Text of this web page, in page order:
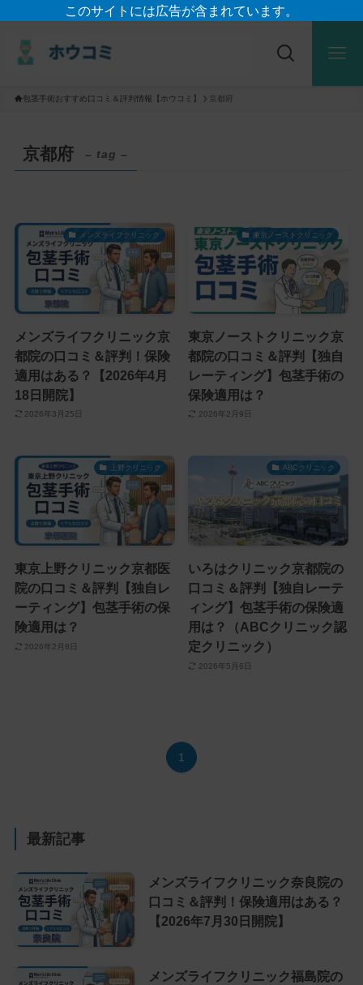
このサイトには広告が含まれています。
包茎手術おすすめ口コミ＆評判情報【ホウコミ】 京都府
京都府 – tag –
メンズライフクリニック
メンズライフクリニック京
都院の口コミ＆評判！保険
適用はある？【2026年4月
18日開院】
2026年3月25日
東京ノーストクリニック
東京ノーストクリニック京
都院の口コミ＆評判【独自
レーティング】包茎手術の
保険適用は？
2026年2月9日
上野クリニック
東京上野クリニック京都医
院の口コミ＆評判【独自レ
ーティング】包茎手術の保
険適用は？
2026年2月8日
ABCクリニック
いろはクリニック京都院の
口コミ＆評判【独自レーテ
ィング】包茎手術の保険適
用は？（ABCクリニック認
定クリニック）
2026年5月6日
1
最新記事
メンズライフクリニック奈良院の
口コミ＆評判！保険適用はある？
【2026年7月30日開院】
メンズライフクリニック福島院の